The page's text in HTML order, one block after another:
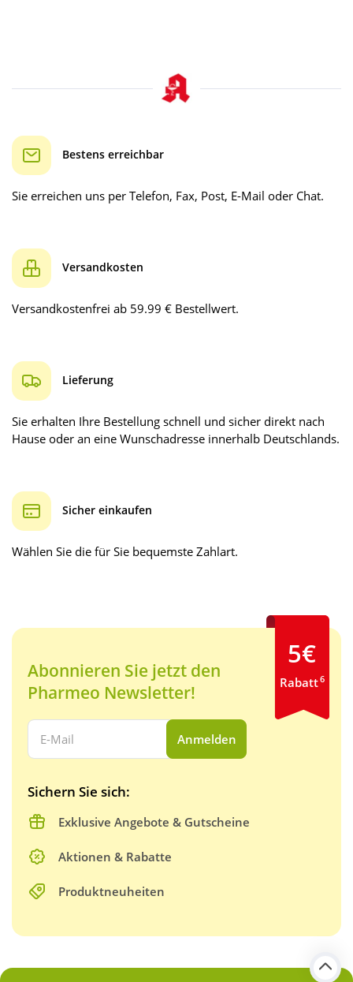
Bestens erreichbar
Sie erreichen uns per Telefon, Fax, Post, E-Mail oder Chat.
Versandkosten
Versandkostenfrei ab 59.99 € Bestellwert.
Lieferung
Sie erhalten Ihre Bestellung schnell und sicher direkt nach
Hause oder an eine Wunschadresse innerhalb Deutschlands.
Sicher einkaufen
Wählen Sie die für Sie bequemste Zahlart.
Abonnieren Sie jetzt den
Pharmeo Newsletter!
Ihre E-Mail Adresse:
Anmelden
Sichern Sie sich:
Exklusive Angebote & Gutscheine
Aktionen & Rabatte
Produktneuheiten
5€
Rabatt6